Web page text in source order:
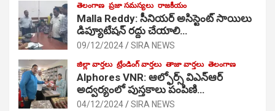
తెలంగాణ ప్రజా సమస్యలు రాజకీయం
Malla Reddy: సీనియర్ అసిస్టెంట్ సాయిలు
డిప్యూటేషన్ రద్దు చేయాలి…
09/12/2024 SIRA NEWS
జిల్లా వార్తలు ట్రేండింగ్ వార్తలు తాజా వార్తలు తెలంగాణ
Alphores VNR: ఆల్ఫోర్స్ విఎన్ఆర్
అద్వర్యంలో పుస్తకాలు పంపిణి…
04/12/2024 SIRA NEWS